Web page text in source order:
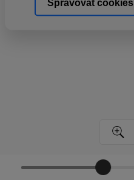
Spravovat cookies